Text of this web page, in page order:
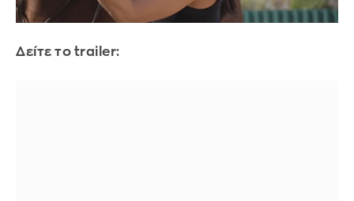
Δείτε τo trailer: